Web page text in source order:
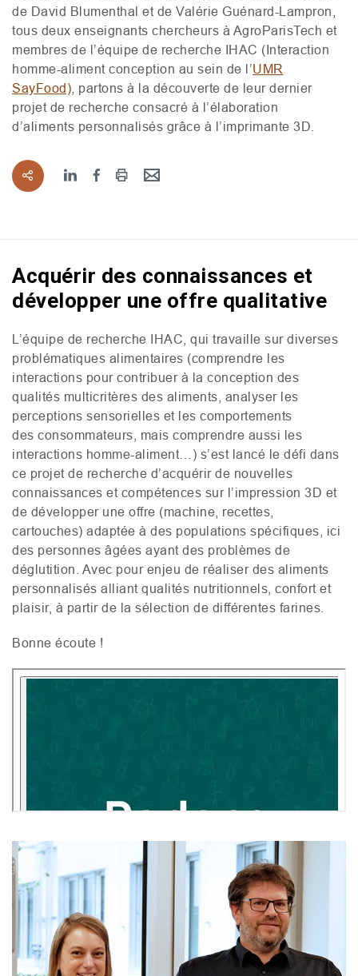
de David Blumenthal et de Valérie Guénard-Lampron,
tous deux enseignants chercheurs à AgroParisTech et
membres de l’équipe de recherche IHAC (Interaction
homme-aliment conception au sein de l’UMR
SayFood) , partons à la découverte de leur dernier
projet de recherche consacré à l’élaboration
d’aliments personnalisés grâce à l’imprimante 3D.
Acquérir des connaissances et
développer une offre qualitative
L’équipe de recherche IHAC , qui travaille sur diverses
problématiques alimentaires (comprendre les
interactions pour contribuer à la conception des
qualités multicritères des aliments, analyser les
perceptions sensorielles et les comportements
des consommateurs, mais comprendre aussi les
interactions homme-aliment…) s’est lancé le défi dans
ce projet de recherche d’acquérir de nouvelles
connaissances et compétences sur l’impression 3D et
de développer une offre (machine, recettes,
cartouches) adaptée à des populations spécifiques, ici
des personnes âgées ayant des problèmes de
déglutition. Avec pour enjeu de réaliser des aliments
personnalisés alliant qualités nutritionnels, confort et
plaisir, à partir de la sélection de différentes farines.
Bonne écoute !